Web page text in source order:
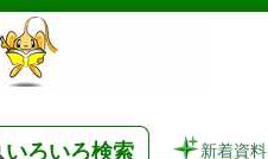
いろいろ検索 新着資料